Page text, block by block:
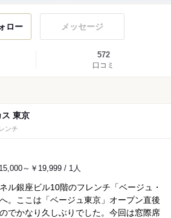
ロー メッセージ
572
口コミ
東京
ンチ
～￥19,999 / 1人
ル銀座ビル10階のフレンチ「ベージュ・
。ここは「ベージュ東京」オープン直後
でかなり久しぶりでした。今回は窓際席